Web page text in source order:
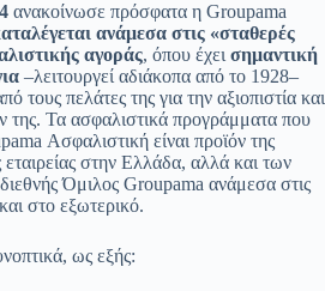
ανακοίνωσε πρόσφατα η Groupama
ανάμεσα στις «σταθερές
αγοράς, όπου έχει σημαντική
–λειτουργεί αδιάκοπα από το 1928–
τους πελάτες της για την αξιοπιστία και
της. Τα ασφαλιστικά προγράμματα που
Ασφαλιστική είναι προϊόν της
εταιρείας στην Ελλάδα, αλλά και των
Όμιλος Groupama ανάμεσα στις
στο εξωτερικό.
ως εξής: